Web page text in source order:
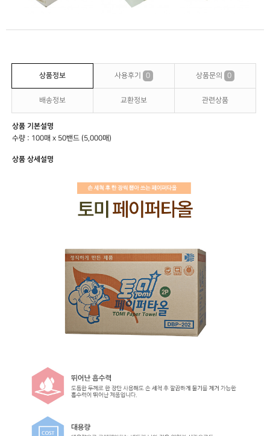
상품정보 사용후기 0 상품문의 0
배송정보 교환정보 관련상품
상품 기본설명
수량 : 100매 x 50밴드 (5,000매)
상품 상세설명